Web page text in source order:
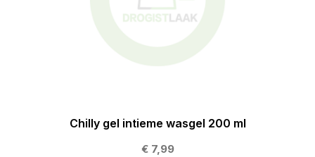
Chilly gel intieme wasgel 200 ml
€ 7,99